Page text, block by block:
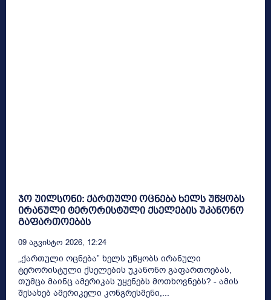
ჯო უილსონი: ქართული ოცნება ხელს უწყობს
ირანული ტერორისტული ქსელების უკანონო
გაფართოებას
09 Აგვისტო 2026, 12:24
„ქართული ოცნება” ხელს უწყობს ირანული
ტერორისტული ქსელების უკანონო გაფართოებას,
თუმცა მაინც ამერიკას უყენებს მოთხოვნებს? - ამის
შესახებ ამერიკელი კონგრესმენი,...